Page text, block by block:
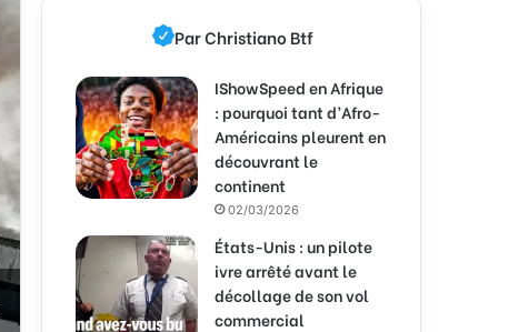
Par Christiano Btf
IShowSpeed en Afrique
: pourquoi tant d’Afro-
Américains pleurent en
découvrant le
continent
02/03/2026
États-Unis : un pilote
ivre arrêté avant le
décollage de son vol
commercial